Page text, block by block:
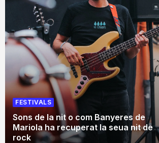
FESTIVALS
Sons de la nit o com Banyeres de
Mariola ha recuperat la seua nit de
rock